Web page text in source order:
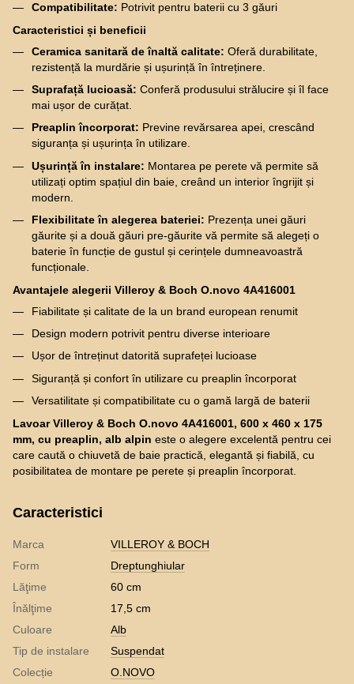
Compatibilitate: Potrivit pentru baterii cu 3 găuri
Caracteristici și beneficii
Ceramica sanitară de înaltă calitate: Oferă durabilitate,
rezistență la murdărie și ușurință în întreținere.
Suprafață lucioasă: Conferă produsului strălucire și îl face
mai ușor de curățat.
Preaplin încorporat: Previne revărsarea apei, crescând
siguranța și ușurința în utilizare.
Ușurință în instalare: Montarea pe perete vă permite să
utilizați optim spațiul din baie, creând un interior îngrijit și
modern.
Flexibilitate în alegerea bateriei: Prezența unei găuri
găurite și a două găuri pre-găurite vă permite să alegeți o
baterie în funcție de gustul și cerințele dumneavoastră
funcționale.
Avantajele alegerii Villeroy & Boch O.novo 4A416001
Fiabilitate și calitate de la un brand european renumit
Design modern potrivit pentru diverse interioare
Ușor de întreținut datorită suprafeței lucioase
Siguranță și confort în utilizare cu preaplin încorporat
Versatilitate și compatibilitate cu o gamă largă de baterii
Lavoar Villeroy & Boch O.novo 4A416001, 600 x 460 x 175
mm, cu preaplin, alb alpin este o alegere excelentă pentru cei
care caută o chiuvetă de baie practică, elegantă și fiabilă, cu
posibilitatea de montare pe perete și preaplin încorporat.
Caracteristici
Marca
VILLEROY & BOCH
Form
Dreptunghiular
Lăţime
60 cm
Înălţime
17,5 cm
Culoare
Alb
Tip de instalare
Suspendat
Colecție
O.NOVO